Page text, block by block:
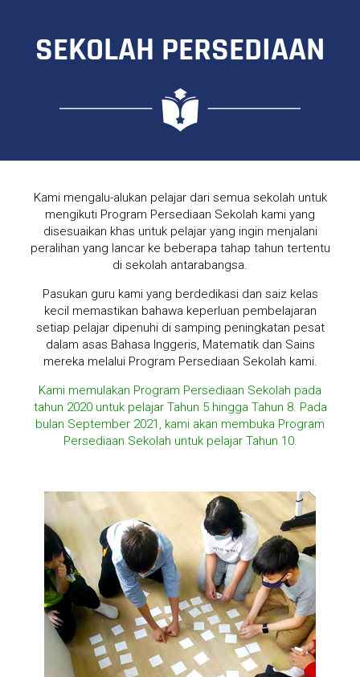
SEKOLAH PERSEDIAAN
Kami mengalu-alukan pelajar dari semua sekolah untuk
mengikuti Program Persediaan Sekolah kami yang
disesuaikan khas untuk pelajar yang ingin menjalani
peralihan yang lancar ke beberapa tahap tahun tertentu
di sekolah antarabangsa.
Pasukan guru kami yang berdedikasi dan saiz kelas
kecil memastikan bahawa keperluan pembelajaran
setiap pelajar dipenuhi di samping peningkatan pesat
dalam asas Bahasa Inggeris, Matematik dan Sains
mereka melalui Program Persediaan Sekolah kami.
Kami memulakan Program Persediaan Sekolah pada
tahun 2020 untuk pelajar Tahun 5 hingga Tahun 8. Pada
bulan September 2021, kami akan membuka Program
Persediaan Sekolah untuk pelajar Tahun 10.